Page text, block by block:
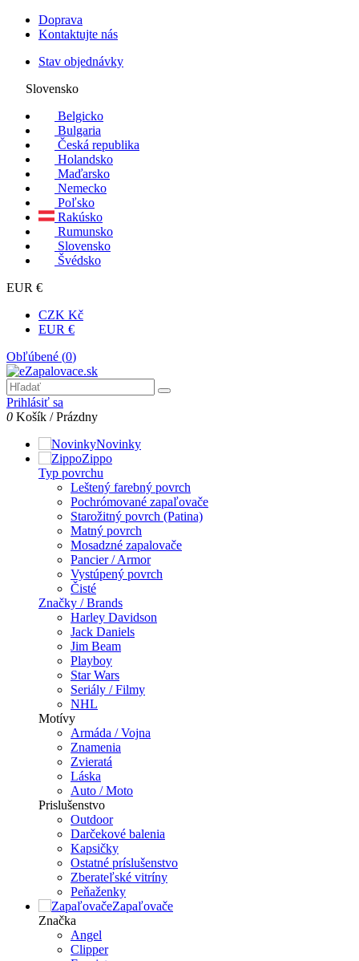
Doprava
Kontaktujte nás
Stav objednávky
Slovensko
Belgicko
Bulgaria
Česká republika
Holandsko
Maďarsko
Nemecko
Poľsko
Rakúsko
Rumunsko
Slovensko
Švédsko
EUR €
CZK Kč
EUR €
Obľúbené (0)
Prihlásiť sa
0 Košík /Prázdny
Novinky
Zippo
Typ povrchu
Leštený farebný povrch
Pochrómované zapaľovače
Starožitný povrch (Patina)
Matný povrch
Mosadzné zapalovače
Pancier / Armor
Vystúpený povrch
Čisté
Značky / Brands
Harley Davidson
Jack Daniels
Jim Beam
Playboy
Star Wars
Seriály / Filmy
NHL
Motívy
Armáda / Vojna
Znamenia
Zvieratá
Láska
Auto / Moto
Prislušenstvo
Outdoor
Darčekové balenia
Kapsičky
Ostatné príslušenstvo
Zberateľské vitríny
Peňaženky
Zapaľovače
Značka
Angel
Clipper